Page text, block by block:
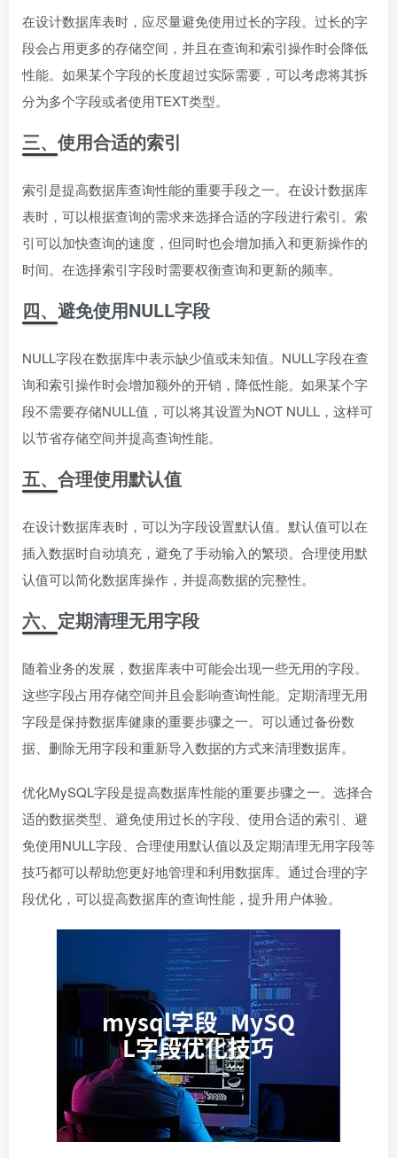
在设计数据库表时，应尽量避免使用过长的字段。过长的字
段会占用更多的存储空间，并且在查询和索引操作时会降低
性能。如果某个字段的长度超过实际需要，可以考虑将其拆
分为多个字段或者使用TEXT类型。
三、使用合适的索引
索引是提高数据库查询性能的重要手段之一。在设计数据库
表时，可以根据查询的需求来选择合适的字段进行索引。索
引可以加快查询的速度，但同时也会增加插入和更新操作的
时间。在选择索引字段时需要权衡查询和更新的频率。
四、避免使用NULL字段
NULL字段在数据库中表示缺少值或未知值。NULL字段在查
询和索引操作时会增加额外的开销，降低性能。如果某个字
段不需要存储NULL值，可以将其设置为NOT NULL，这样可
以节省存储空间并提高查询性能。
五、合理使用默认值
在设计数据库表时，可以为字段设置默认值。默认值可以在
插入数据时自动填充，避免了手动输入的繁琐。合理使用默
认值可以简化数据库操作，并提高数据的完整性。
六、定期清理无用字段
随着业务的发展，数据库表中可能会出现一些无用的字段。
这些字段占用存储空间并且会影响查询性能。定期清理无用
字段是保持数据库健康的重要步骤之一。可以通过备份数
据、删除无用字段和重新导入数据的方式来清理数据库。
优化MySQL字段是提高数据库性能的重要步骤之一。选择合
适的数据类型、避免使用过长的字段、使用合适的索引、避
免使用NULL字段、合理使用默认值以及定期清理无用字段等
技巧都可以帮助您更好地管理和利用数据库。通过合理的字
段优化，可以提高数据库的查询性能，提升用户体验。